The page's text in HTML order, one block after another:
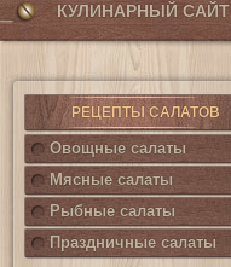
КУЛИНАРНЫЙ САЙТ
РЕЦЕПТЫ САЛАТОВ
Овощные салаты
Мясные салаты
Рыбные салаты
Праздничные салаты